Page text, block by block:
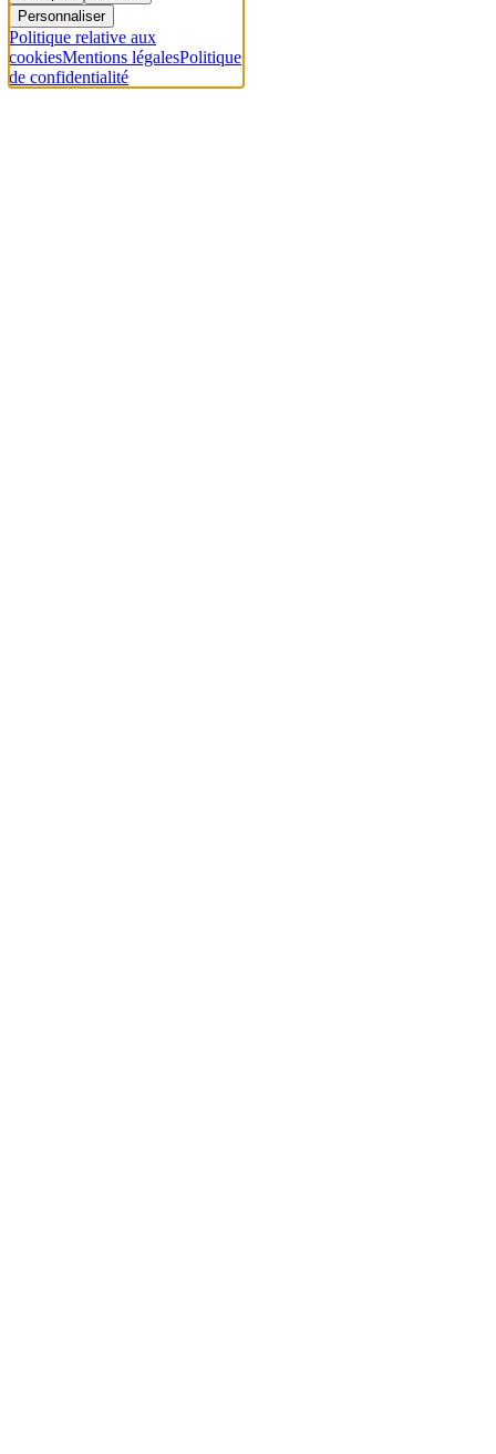
Personnaliser
Politique relative aux
cookiesMentions légalesPolitique
de confidentialité